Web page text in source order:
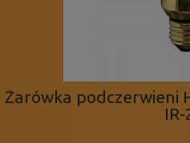
Żarówka podczerwieni
IR-